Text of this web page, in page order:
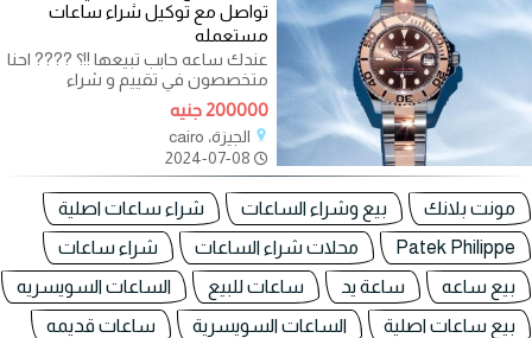
تواصل مع توكيل شراء ساعات
مستعمله
عندك ساعه حابب تبيعها !!؟ ???? احنا
متخصصون في تقييم و شراء
الساعات السويسريه الاصلية قديمة
وحديثه
200000 جنيه
الجيزة، cairo
مونت بلانك بيع وشراء الساعات
شراء ساعات اصلية
Patek Philippe
محلات شراء الساعات
شراء ساعات
بيع ساعه
ساعة يد ساعات للبيع
الساعات السويسريه
بيع ساعات اصلية
الساعات السويسرية
ساعات قديمه